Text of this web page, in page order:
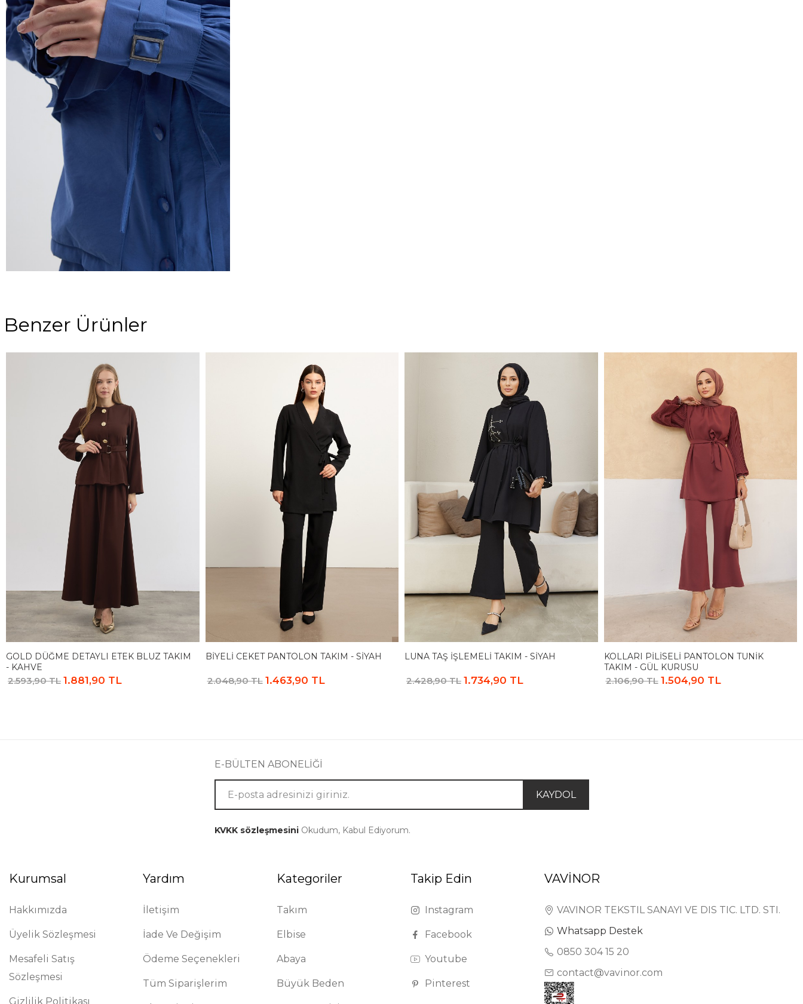
Benzer Ürünler
GOLD DÜĞME DETAYLI ETEK BLUZ TAKIM
- KAHVE
2.593,90 TL 1.881,90 TL
BIYELI CEKET PANTOLON TAKIM - SIYAH
2.048,90 TL 1.463,90 TL
LUNA TAŞ İŞLEMELI TAKIM - SIYAH
2.428,90 TL 1.734,90 TL
KOLLARI PILISELI PANTOLON TUNIK
TAKIM - GÜL KURUSU
2.106,90 TL 1.504,90 TL
E-BÜLTEN ABONELİĞİ
KAYDOL
KVKK sözleşmesiniOkudum, Kabul Ediyorum.
Kurumsal
Hakkımızda
Üyelik Sözleşmesi
Mesafeli Satış
Sözleşmesi
Gizlilik Politikası
Yardım
İletişim
İade Ve Değişim
Ödeme Seçenekleri
Tüm Siparişlerim
Kategoriler
Takım
Elbise
Abaya
Büyük Beden
Takip Edin
Instagram
Facebook
Youtube
Pinterest
VAVİNOR
VAVINOR TEKSTIL SANAYI VE DIS TIC. LTD. STI.
Whatsapp Destek
0850 304 15 20
contact@vavinor.com